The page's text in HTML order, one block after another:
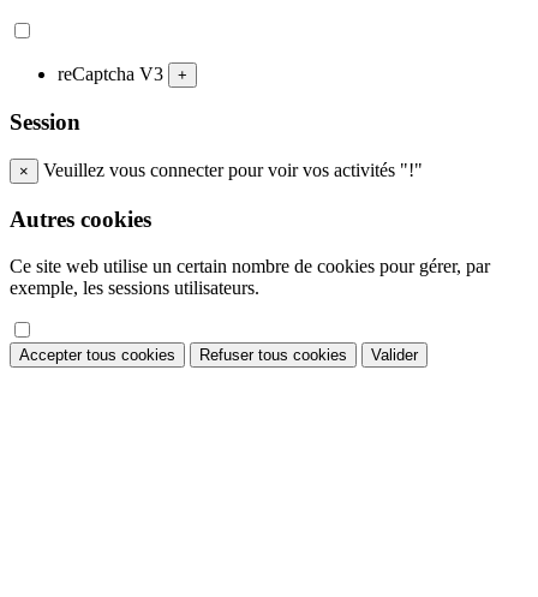
reCaptcha V3 +
Session
× Veuillez vous connecter pour voir vos activités "!"
Autres cookies
Ce site web utilise un certain nombre de cookies pour gérer, par
exemple, les sessions utilisateurs.
Accepter tous cookies Refuser tous cookies Valider